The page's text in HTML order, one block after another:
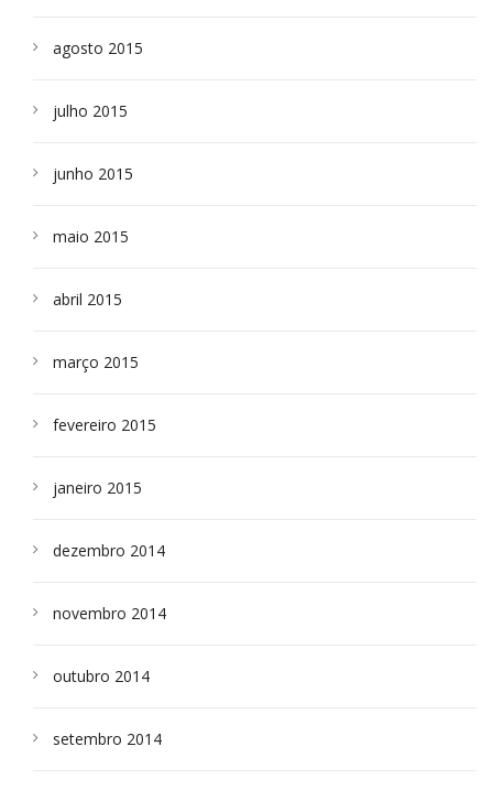
agosto 2015
julho 2015
junho 2015
maio 2015
abril 2015
março 2015
fevereiro 2015
janeiro 2015
dezembro 2014
novembro 2014
outubro 2014
setembro 2014